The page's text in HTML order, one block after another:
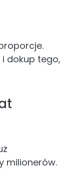
dokup tego,
milionerów.